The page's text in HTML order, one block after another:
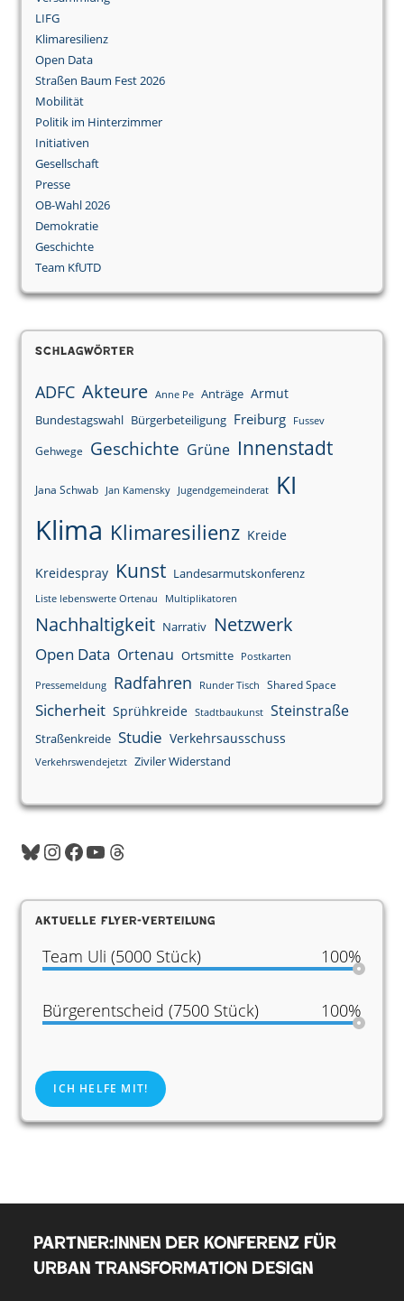
LIFG
Klimaresilienz
Open Data
Straßen Baum Fest 2026
Mobilität
Politik im Hinterzimmer
Initiativen
Gesellschaft
Presse
OB-Wahl 2026
Demokratie
Geschichte
Team KfUTD
Schlagwörter
ADFC Akteure Anne Pe Anträge Armut
Bundestagswahl Bürgerbeteiligung Freiburg Fussev
Gehwege Geschichte Grüne Innenstadt
Jana Schwab Jan Kamensky Jugendgemeinderat KI
Klima Klimaresilienz Kreide
Kreidespray Kunst Landesarmutskonferenz
Liste lebenswerte Ortenau Multiplikatoren
Nachhaltigkeit Narrativ Netzwerk
Open Data Ortenau Ortsmitte Postkarten
Pressemeldung Radfahren Runder Tisch Shared Space
Sicherheit Sprühkreide Stadtbaukunst Steinstraße
Straßenkreide Studie Verkehrsausschuss
Verkehrswendejetzt Ziviler Widerstand
BlueskyInstagram
Facebook
YouTubeThreads
Aktuelle Flyer-Verteilung
Team Uli (5000 Stück) 100%
Bürgerentscheid (7500 Stück) 100%
ICH HELFE MIT!
Partner:innen der Konferenz für
Urban Transformation Design